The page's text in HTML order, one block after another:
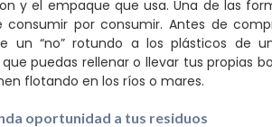
y el empaque que usa. Una de las
por consumir. Antes de
un “no” rotundo a los plásticos de
puedas rellenar o llevar tus propias
flotando en los ríos o mares.
oportunidad a tus residuos